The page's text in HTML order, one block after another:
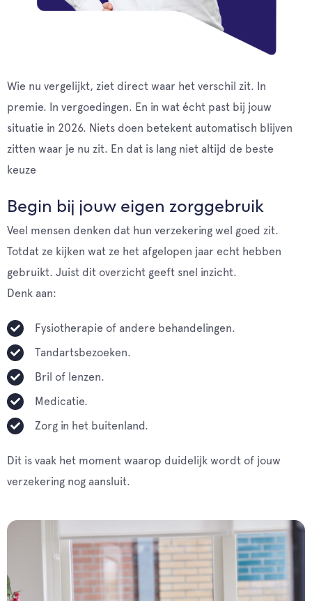
Wie nu vergelijkt, ziet direct waar het verschil zit. In
premie. In vergoedingen. En in wat écht past bij jouw
situatie in 2026. Niets doen betekent automatisch blijven
zitten waar je nu zit. En dat is lang niet altijd de beste
keuze
Begin bij jouw eigen zorggebruik
Veel mensen denken dat hun verzekering wel goed zit.
Totdat ze kijken wat ze het afgelopen jaar echt hebben
gebruikt. Juist dit overzicht geeft snel inzicht.
Denk aan:
Fysiotherapie of andere behandelingen.
Tandartsbezoeken.
Bril of lenzen.
Medicatie.
Zorg in het buitenland.
Dit is vaak het moment waarop duidelijk wordt of jouw
verzekering nog aansluit.